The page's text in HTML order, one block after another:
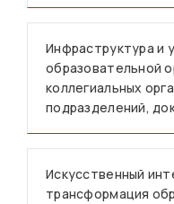
Инфраструктура и
образовательной
коллегиальных
подразделений,
Искусственный
трансформация